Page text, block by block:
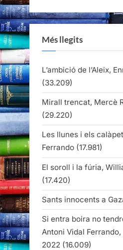
Més llegits
L’ambició de l’Aleix,
(33.209)
Mirall trencat, Mercè
(29.220)
Les llunes i els
Ferrando (17.981)
El soroll i la fúria,
(17.420)
Sants innocents a
Si entra boira no
Antoni Vidal
2022 (16.009)